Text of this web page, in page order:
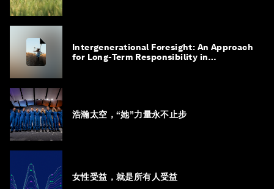
Intergenerational Foresight: An Approach
for Long-Term Responsibility in
浩瀚太空，“她”力量永不止步
女性受益，就是所有人受益